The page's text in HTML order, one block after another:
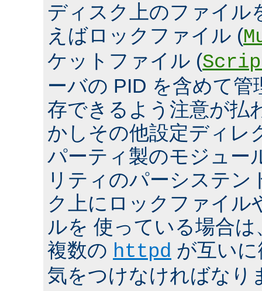
ディスク上のファイル
えばロックファイル (
ケットファイル (
ーバの PID を含めて
存できるよう注意が払
かしその他設定ディレ
パーティ製のモジュー
リティのパーシステン
ク上にロックファイル
ルを 使っている場合
複数の httpd が互い
気をつけなければなり